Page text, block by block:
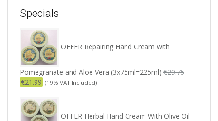
Specials
OFFER Repairing Hand Cream with
Pomegranate and Aloe Vera (3x75ml=225ml) €29.75
€21.99 (19% VAT Included)
OFFER Herbal Hand Cream With Olive Oil